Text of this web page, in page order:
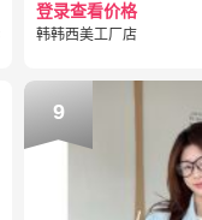
登录查看价格
韩韩西美工厂店
9